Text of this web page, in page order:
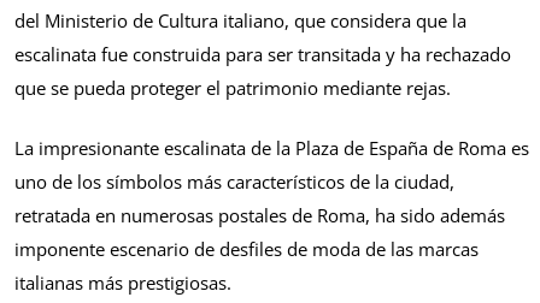
del Ministerio de Cultura italiano, que considera que la
escalinata fue construida para ser transitada y ha rechazado
que se pueda proteger el patrimonio mediante rejas.
La impresionante escalinata de la Plaza de España de Roma es
uno de los símbolos más característicos de la ciudad,
retratada en numerosas postales de Roma, ha sido además
imponente escenario de desfiles de moda de las marcas
italianas más prestigiosas.